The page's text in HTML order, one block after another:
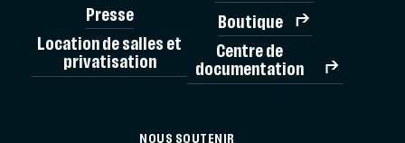
Presse
Location de salles et
privatisation
Boutique
Centre de
documentation
NOUS SOUTENIR